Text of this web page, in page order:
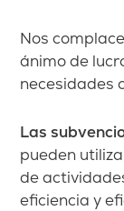
Nos
ánimo de
necesidades
Las
pueden
de
eficiencia y